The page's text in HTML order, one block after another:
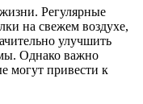
Регулярные
на свежем воздухе,
улучшить
Однако важно
могут привести к